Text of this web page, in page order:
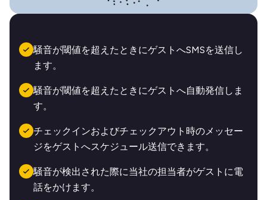
騒音が閾値を超えたときにゲストへSMSを送信し
ます。
騒音が閾値を超えたときにゲストへ自動発信しま
す。
チェックインおよびチェックアウト時のメッセー
ジをゲストへスケジュール送信できます。
騒音が検出された際に当社の担当者がゲストに電
話をかけます。